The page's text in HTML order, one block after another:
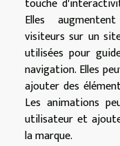
Elles
visiteurs sur un
utilisées pour
navigation. Elles
ajouter des
Les animations
utilisateur et
la marque.